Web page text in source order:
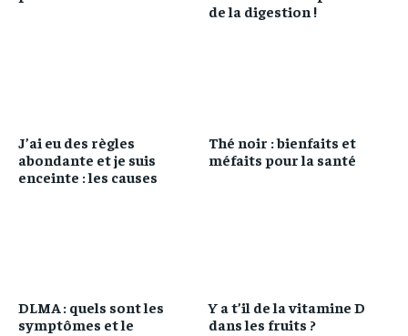
de la digestion !
J’ai eu des règles
abondante et je suis
enceinte : les causes
Thé noir : bienfaits et
méfaits pour la santé
DLMA : quels sont les
symptômes et le
Y a t’il de la vitamine D
dans les fruits ?